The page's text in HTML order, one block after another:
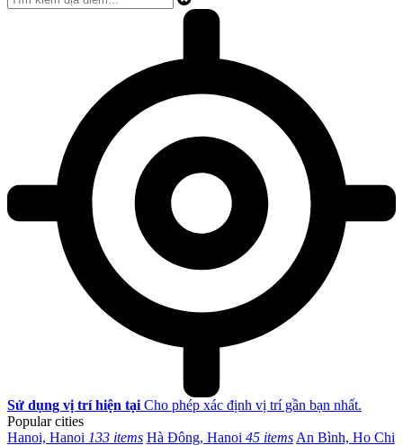
Sử dụng vị trí hiện tại Cho phép xác định vị trí gần bạn nhất.
Popular cities
Hanoi, Hanoi 133 items Hà Đông, Hanoi 45 items An Bình, Ho Chi